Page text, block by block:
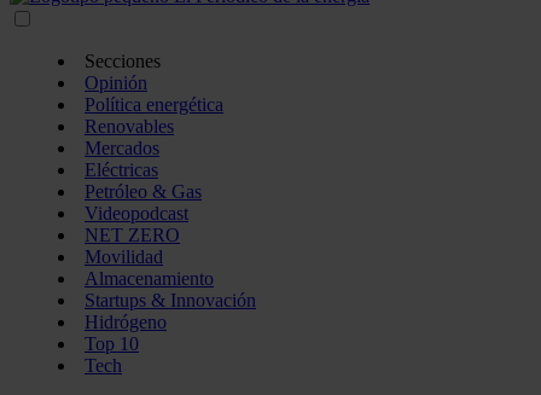
Secciones
Opinión
Política energética
Renovables
Mercados
Eléctricas
Petróleo & Gas
Videopodcast
NET ZERO
Movilidad
Almacenamiento
Startups & Innovación
Hidrógeno
Top 10
Tech